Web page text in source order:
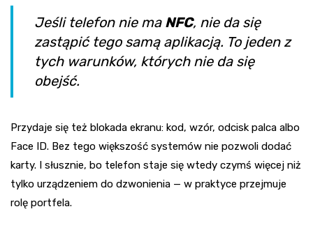
Jeśli telefon nie ma NFC, nie da się
zastąpić tego samą aplikacją. To jeden z
tych warunków, których nie da się
obejść.
Przydaje się też blokada ekranu: kod, wzór, odcisk palca albo
Face ID. Bez tego większość systemów nie pozwoli dodać
karty. I słusznie, bo telefon staje się wtedy czymś więcej niż
tylko urządzeniem do dzwonienia — w praktyce przejmuje
rolę portfela.